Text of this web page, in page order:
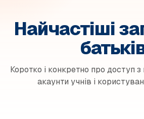
Найчастіші
Коротко і конкретно про доступ
акаунти учнів і